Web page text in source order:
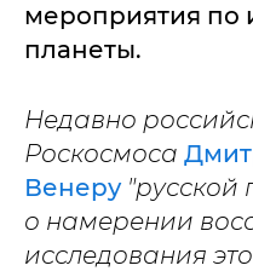
мероприятия по
планеты.
Недавно
Роскосмоса
Венеру"русской
о намерении
исследования